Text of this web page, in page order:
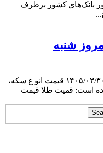
بانک‌های کشور برطرف
شنبه
قیمت دلار، سکه و طلا امروز شنبه ۱۴۰۵/۰۳/۳۰ قیمت انواع سکه،
است: قمیت طلا قیمت